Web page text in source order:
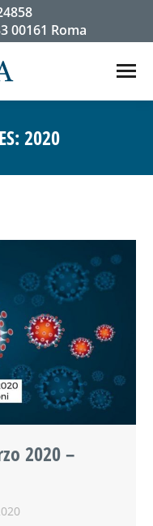
00161 Roma
2020
2020 –